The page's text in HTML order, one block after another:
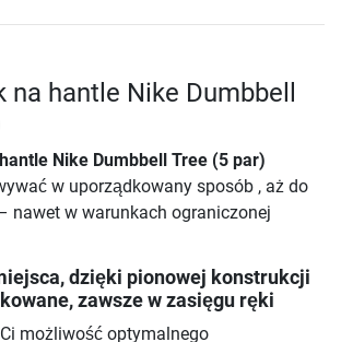
na hantle Nike Dumbbell
Nike Dumbbell Tree (5 par)
w uporządkowany sposób , aż do
nawet w warunkach ograniczonej
dzięki pionowej konstrukcji
zawsze w zasięgu ręki
możliwość optymalnego